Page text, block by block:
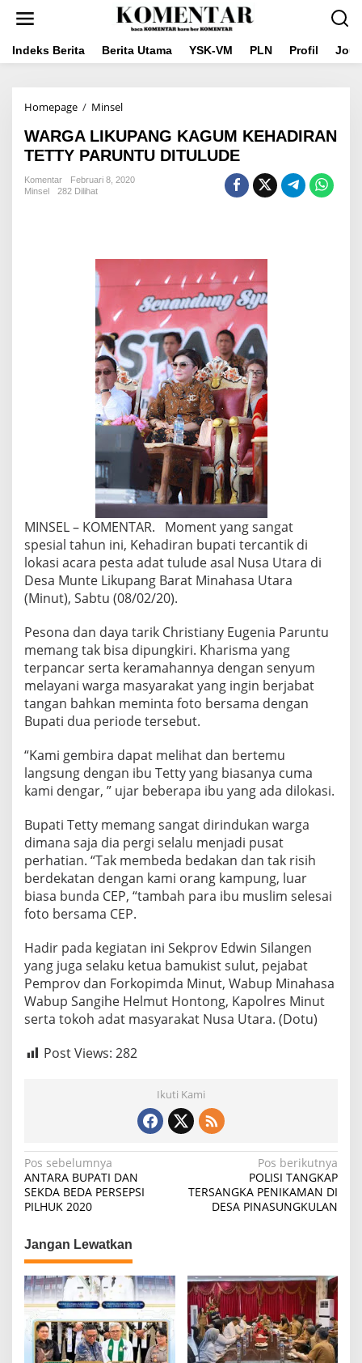
Indeks Berita Berita Utama YSK-VM PLN Profil
Homepage / MinselWARGA
KAGUM
KEHADIRAN
TETTY
PARUNTU
WARGA LIKUPANG KAGUM KEHADIRAN
TETTY PARUNTU DITULUDE
Komentar
Februari 8, 2020
Minsel
282 Dilihat
MINSEL – KOMENTAR. Moment yang sangat
spesial tahun ini, Kehadiran bupati tercantik di
lokasi acara pesta adat tulude asal Nusa Utara di
Desa Munte Likupang Barat Minahasa Utara
(Minut), Sabtu (08/02/20).
Pesona dan daya tarik Christiany Eugenia Paruntu
memang tak bisa dipungkiri. Kharisma yang
terpancar serta keramahannya dengan senyum
melayani warga masyarakat yang ingin berjabat
tangan bahkan meminta foto bersama dengan
Bupati dua periode tersebut.
“Kami gembira dapat melihat dan bertemu
langsung dengan ibu Tetty yang biasanya cuma
kami dengar, ” ujar beberapa ibu yang ada dilokasi.
Bupati Tetty memang sangat dirindukan warga
dimana saja dia pergi selalu menjadi pusat
perhatian. “Tak membeda bedakan dan tak risih
berdekatan dengan kami orang kampung, luar
biasa bunda CEP, “tambah para ibu muslim selesai
foto bersama CEP.
Hadir pada kegiatan ini Sekprov Edwin Silangen
yang juga selaku ketua bamukist sulut, pejabat
Pemprov dan Forkopimda Minut, Wabup Minahasa
Wabup Sangihe Helmut Hontong, Kapolres Minut
serta tokoh adat masyarakat Nusa Utara. (Dotu)
Post Views: 282
Ikuti Kami
Navigasi
pos
Pos sebelumnya
ANTARA BUPATI DAN
SEKDA BEDA PERSEPSI
PILHUK 2020
Pos berikutnya
POLISI TANGKAP
TERSANGKA PENIKAMAN DI
DESA PINASUNGKULAN
Jangan Lewatkan